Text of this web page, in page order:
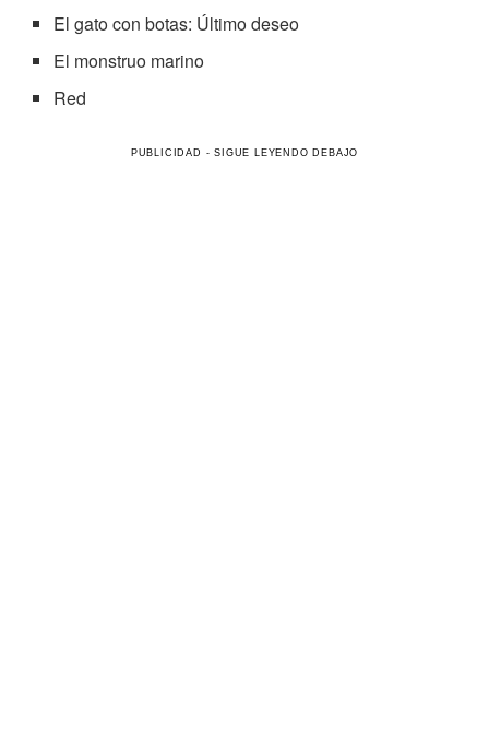
El gato con botas: Último deseo
El monstruo marino
Red